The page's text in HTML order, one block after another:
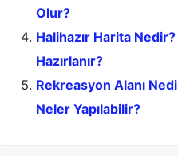
Olur?
Halihazır Harita
Hazırlanır?
Rekreasyon Alanı
Neler Yapılabilir?